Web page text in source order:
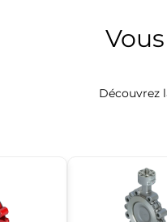
Découvrez